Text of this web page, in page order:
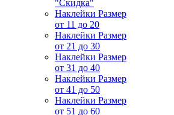
"Скидка"
Наклейки Размер
от 11 до 20
Наклейки Размер
от 21 до 30
Наклейки Размер
от 31 до 40
Наклейки Размер
от 41 до 50
Наклейки Размер
от 51 до 60